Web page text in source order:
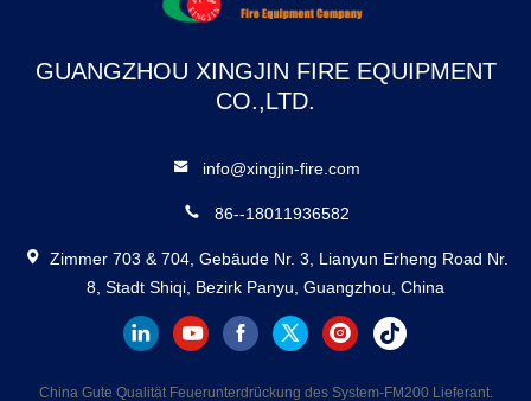
GUANGZHOU XINGJIN FIRE EQUIPMENT
CO.,LTD.
info@xingjin-fire.com
86--18011936582
Zimmer 703 & 704, Gebäude Nr. 3, Lianyun Erheng Road Nr.
8, Stadt Shiqi, Bezirk Panyu, Guangzhou, China
China Gute Qualität Feuerunterdrückung des System-FM200 Lieferant.